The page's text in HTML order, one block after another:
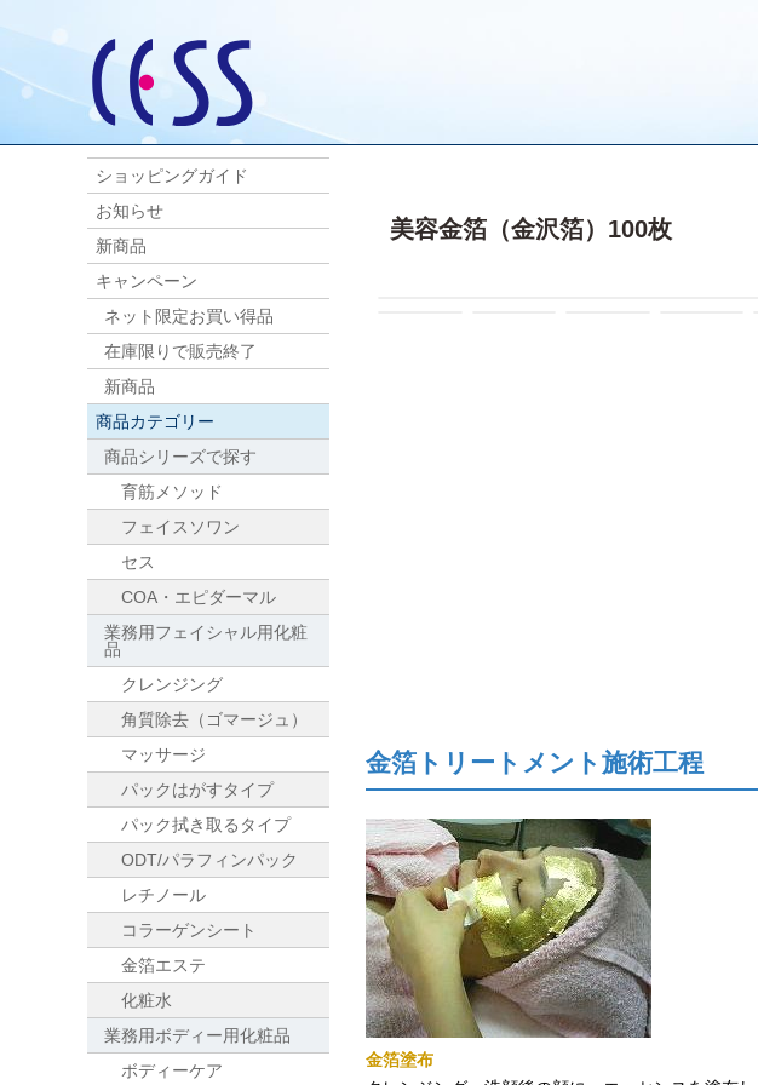
美容金箔（金沢箔）100枚
金箔トリートメント施術工程
金箔塗布
ショッピングガイド
お知らせ
新商品
キャンペーン
ネット限定お買い得品
在庫限りで販売終了
新商品
商品カテゴリー
商品シリーズで探す
育筋メソッド
フェイスソワン
セス
COA・エピダーマル
業務用フェイシャル用化粧
品
クレンジング
角質除去（ゴマージュ）
マッサージ
パックはがすタイプ
パック拭き取るタイプ
ODT/パラフィンパック
レチノール
コラーゲンシート
金箔エステ
化粧水
業務用ボディー用化粧品
ボディーケア